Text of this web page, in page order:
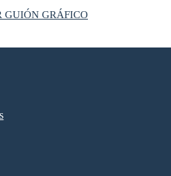
GUIÓN GRÁFICO